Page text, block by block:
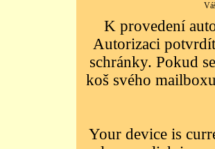
K provedení
Autorizaci
schránky. Pokud
koš svého
Your device is